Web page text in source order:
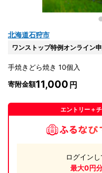
北海道石狩市
ワンストップ特例オンライン
手焼きどら焼き 10個入
寄附金額11,000
エントリー＋
ログインし
最大0円